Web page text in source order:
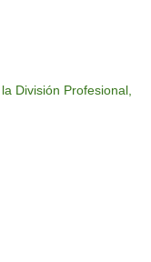
División Profesional,